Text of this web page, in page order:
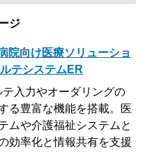
ジ
院向け医療ソリューショ
テシステムER
入力やオーダリングの
る豊富な機能を搭載。医
ムや介護福祉システムと
効率化と情報共有を支援